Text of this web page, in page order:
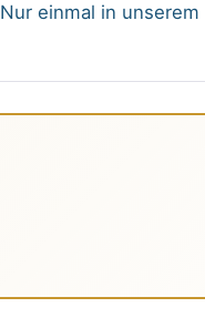
Nur einmal in unserem